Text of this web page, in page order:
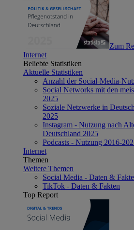
Zum
Internet
Beliebte Statistiken
Aktuelle Statistiken
Anzahl der Social-Media-
Social Networks mit den
2025
Soziale Netzwerke in
2025
Instagram - Nutzung nach
Deutschland 2025
Podcasts - Nutzung 2016-
Internet
Themen
Weitere Themen
Social Media - Daten &
TikTok - Daten & Fakten
Top Report